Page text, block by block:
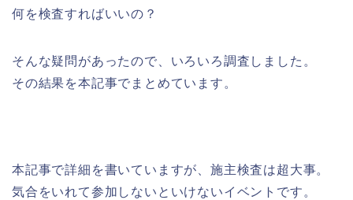
何を検査すればいいの？
そんな疑問があったので、いろいろ調査しました。
その結果を本記事でまとめています。
本記事で詳細を書いていますが、施主検査は超大事。
気合をいれて参加しないといけないイベントです。